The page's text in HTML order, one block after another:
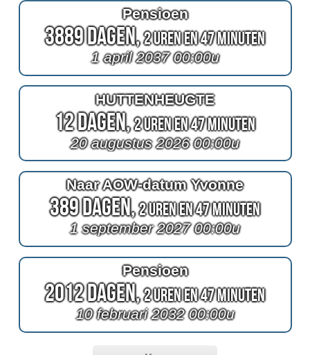
Pensioen
3889 Dagen,2 Uren en 47 Minuten
1 april 2037 00:00u
HUTTENHEUGTE
12 Dagen,2 Uren en 47 Minuten
20 augustus 2026 00:00u
Naar AOW-datum Yvonne
389 Dagen,2 Uren en 47 Minuten
1 september 2027 00:00u
Pensioen
2012 Dagen,2 Uren en 47 Minuten
10 februari 2032 00:00u